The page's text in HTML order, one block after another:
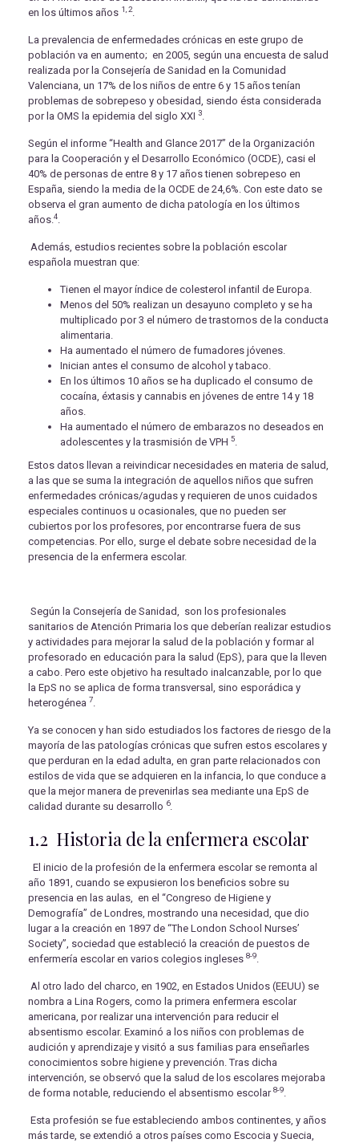
en los últimos años 1, 2.
La prevalencia de enfermedades crónicas en este grupo de
población va en aumento; en 2005, según una encuesta de salud
realizada por la Consejería de Sanidad en la Comunidad
Valenciana, un 17% de los niños de entre 6 y 15 años tenían
problemas de sobrepeso y obesidad, siendo ésta considerada
por la OMS la epidemia del siglo XXI 3
Según el informe “Health and Glance 2017” de la Organización
para la Cooperación y el Desarrollo Económico (OCDE), casi el
40% de personas de entre 8 y 17 años tienen sobrepeso en
España, siendo la media de la OCDE de 24,6%. Con este dato se
observa el gran aumento de dicha patología en los últimos
años. 4
Además, estudios recientes sobre la población escolar
española muestran que:
Tienen el mayor índice de colesterol infantil de Europa.
Menos del 50% realizan un desayuno completo y se ha
multiplicado por 3 el número de trastornos de la conducta
alimentaria.
Ha aumentado el número de fumadores jóvenes.
Inician antes el consumo de alcohol y tabaco.
En los últimos 10 años se ha duplicado el consumo de
cocaína, éxtasis y cannabis en jóvenes de entre 14 y 18
años.
Ha aumentado el número de embarazos no deseados en
adolescentes y la trasmisión de VPH 5
Estos datos llevan a reivindicar necesidades en materia de salud,
a las que se suma la integración de aquellos niños que sufren
enfermedades crónicas/agudas y requieren de unos cuidados
especiales continuos u ocasionales, que no pueden ser
cubiertos por los profesores, por encontrarse fuera de sus
competencias. Por ello, surge el debate sobre necesidad de la
presencia de la enfermera escolar.
Según la Consejería de Sanidad, son los profesionales
sanitarios de Atención Primaria los que deberían realizar estudios
y actividades para mejorar la salud de la población y formar al
profesorado en educación para la salud (EpS), para que la lleven
a cabo. Pero este objetivo ha resultado inalcanzable, por lo que
la EpS no se aplica de forma transversal, sino esporádica y
heterogénea 7
Ya se conocen y han sido estudiados los factores de riesgo de la
mayoría de las patologías crónicas que sufren estos escolares y
que perduran en la edad adulta, en gran parte relacionados con
estilos de vida que se adquieren en la infancia, lo que conduce a
que la mejor manera de prevenirlas sea mediante una EpS de
calidad durante su desarrollo 6.
1.2 Historia de la enfermera escolar
El inicio de la profesión de la enfermera escolar se remonta al
año 1891, cuando se expusieron los beneficios sobre su
presencia en las aulas, en el “Congreso de Higiene y
Demografía” de Londres, mostrando una necesidad, que dio
lugar a la creación en 1897 de “The London School Nurses’
Society”, sociedad que estableció la creación de puestos de
enfermería escolar en varios colegios ingleses 8-9
Al otro lado del charco, en 1902, en Estados Unidos (EEUU) se
nombra a Lina Rogers, como la primera enfermera escolar
americana, por realizar una intervención para reducir el
absentismo escolar. Examinó a los niños con problemas de
audición y aprendizaje y visitó a sus familias para enseñarles
conocimientos sobre higiene y prevención. Tras dicha
intervención, se observó que la salud de los escolares mejoraba
de forma notable, reduciendo el absentismo escolar8-9
Esta profesión se fue estableciendo ambos continentes, y años
más tarde, se extendió a otros países como Escocia y Suecia,